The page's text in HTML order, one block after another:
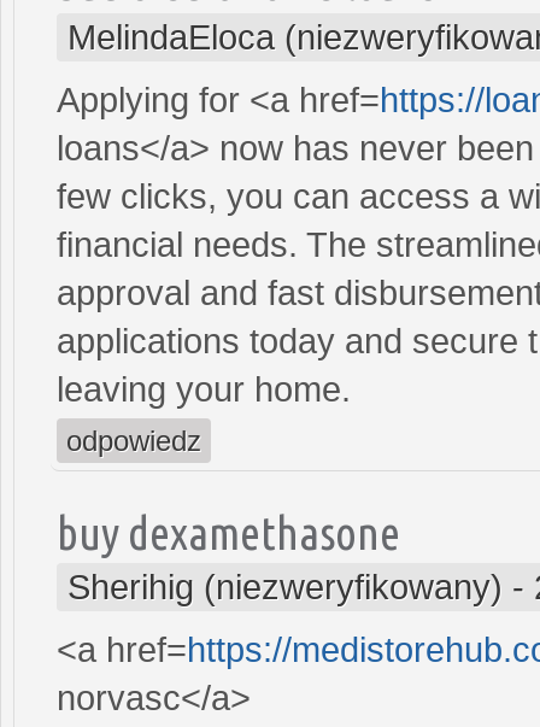
MelindaEloca
Applying for <a href=https://
loans</a> now has never
few clicks, you can access a
financial needs. The
approval and fast
applications today and secure
leaving your home.
odpowiedz
buy dexamethasone
Sherihig (niezweryfikowany) -
<a href=https://
norvasc</a>